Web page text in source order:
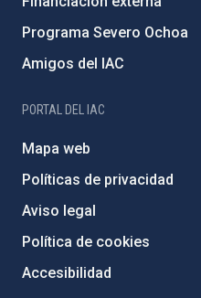
Programa Severo Ochoa
Amigos del IAC
PORTAL DEL IAC
Mapa web
Políticas de privacidad
Aviso legal
Política de cookies
Accesibilidad